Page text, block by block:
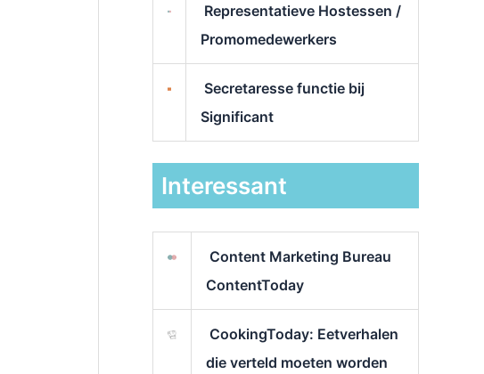
Representatieve Hostessen /
Promomedewerkers
Secretaresse functie bij
Significant
Interessant
Content Marketing Bureau
ContentToday
CookingToday: Eetverhalen
die verteld moeten worden